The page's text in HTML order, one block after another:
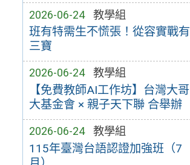
2026-06-24 教學組
班有特需生不慌張！從容實戰有
三寶
2026-06-24 教學組
【免費教師AI工作坊】台灣大哥
大基金會 × 親子天下聯 合舉辦
2026-06-24 教學組
115年臺灣台語認證加強班（7